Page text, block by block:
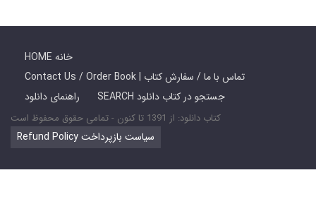
HOME خانه
Contact Us / Order Book | تماس با ما / سفارش کتاب
راهنمای دانلود
SEARCH جستجو در کتاب دانلود
کتاب دانلود: از 1391 تا کنون - تمامی حقوق محفوظ است
Refund Policy سیاست بازپرداخت